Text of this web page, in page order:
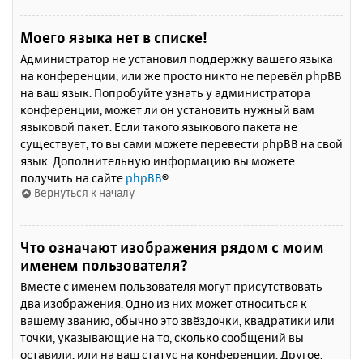
Моего языка нет в списке!
Администратор не установил поддержку вашего языка
на конференции, или же просто никто не перевёл phpBB
на ваш язык. Попробуйте узнать у администратора
конференции, может ли он установить нужный вам
языковой пакет. Если такого языкового пакета не
существует, то вы сами можете перевести phpBB на свой
язык. Дополнительную информацию вы можете
получить на сайте phpBB®.
Вернуться к началу
Что означают изображения рядом с моим
именем пользователя?
Вместе с именем пользователя могут присутствовать
два изображения. Одно из них может относиться к
вашему званию, обычно это звёздочки, квадратики или
точки, указывающие на то, сколько сообщений вы
оставили, или на ваш статус на конференции. Другое,